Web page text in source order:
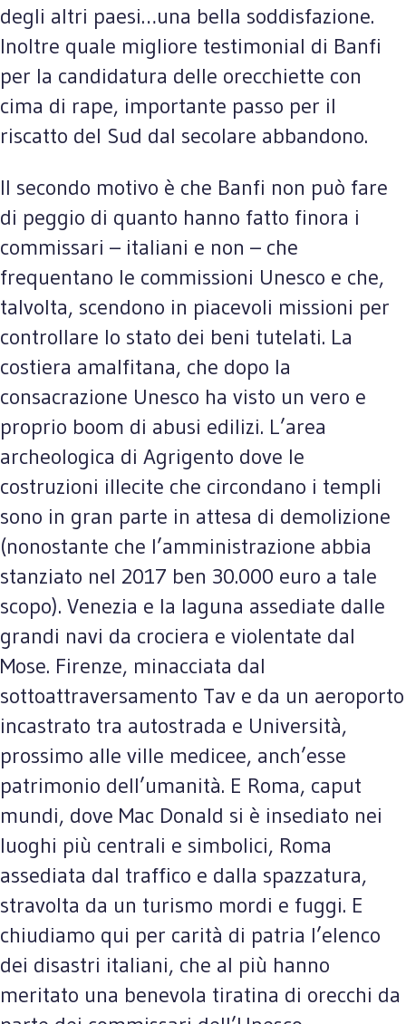
degli altri paesi…una bella soddisfazione.
Inoltre quale migliore testimonial di Banfi
per la candidatura delle orecchiette con
cima di rape, importante passo per il
riscatto del Sud dal secolare abbandono.
Il secondo motivo è che Banfi non può fare
di peggio di quanto hanno fatto finora i
commissari – italiani e non – che
frequentano le commissioni Unesco e che,
talvolta, scendono in piacevoli missioni per
controllare lo stato dei beni tutelati. La
costiera amalfitana, che dopo la
consacrazione Unesco ha visto un vero e
proprio boom di abusi edilizi. L’area
archeologica di Agrigento dove le
costruzioni illecite che circondano i templi
sono in gran parte in attesa di demolizione
(nonostante che l’amministrazione abbia
stanziato nel 2017 ben 30.000 euro a tale
scopo). Venezia e la laguna assediate dalle
grandi navi da crociera e violentate dal
Mose. Firenze, minacciata dal
sottoattraversamento Tav e da un aeroporto
incastrato tra autostrada e Università,
prossimo alle ville medicee, anch’esse
patrimonio dell’umanità. E Roma, caput
mundi, dove Mac Donald si è insediato nei
luoghi più centrali e simbolici, Roma
assediata dal traffico e dalla spazzatura,
stravolta da un turismo mordi e fuggi. E
chiudiamo qui per carità di patria l’elenco
dei disastri italiani, che al più hanno
meritato una benevola tiratina di orecchi da